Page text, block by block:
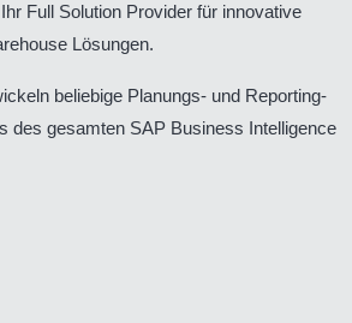
Full Solution Provider für innovative
Lösungen.
beliebige Planungs- und Reporting-
des gesamten SAP Business Intelligence